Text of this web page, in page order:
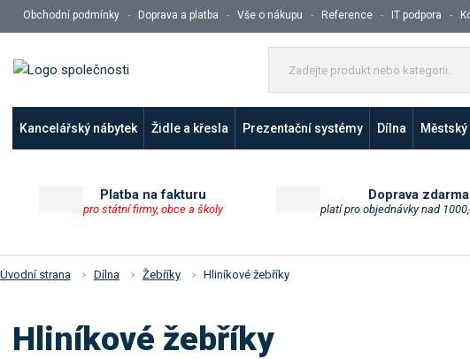
Obchodní podmínky Doprava a platba Vše o nákupu Reference IT podpora
Kancelářský nábytek Židle a křesla Prezentační systémy Dílna
Platba na fakturu
pro státní firmy, obce a školy
Doprava zdarma
platí pro objednávky nad
Úvodní strana Dílna Žebříky Hliníkové žebříky
Hliníkové žebříky